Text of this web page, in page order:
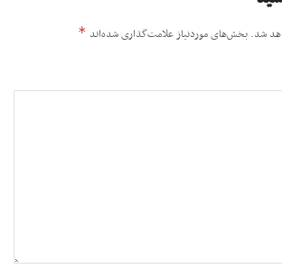
شد. بخش‌های موردنیاز علامت‌گذاری شده‌اند *